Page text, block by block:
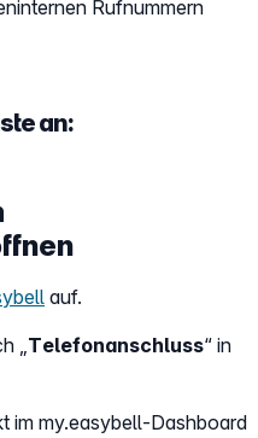
Rufnummern
an:
auf.
„Telefonanschluss“ in
im my.easybell-Dashboard